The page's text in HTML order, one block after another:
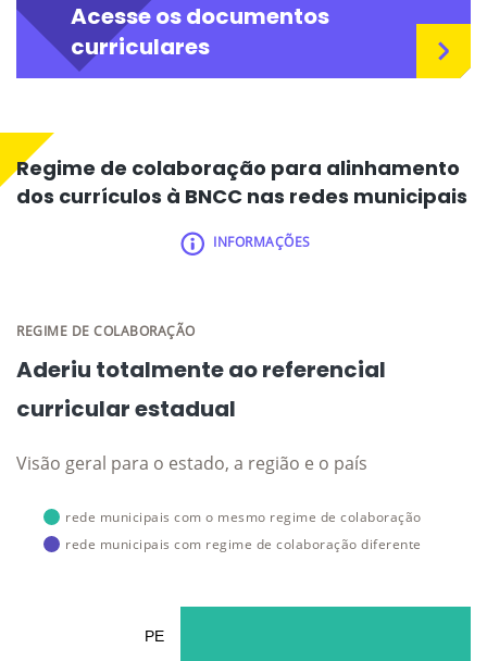
Acesse os documentos
curriculares
Regime de colaboração para alinhamento
dos currículos à BNCC nas redes municipais
INFORMAÇÕES
REGIME DE COLABORAÇÃO
Aderiu totalmente ao referencial
curricular estadual
Visão geral para o estado, a região e o país
rede municipais com o mesmo regime de colaboração
rede municipais com regime de colaboração diferente
PE